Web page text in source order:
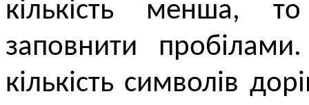
кількість менша,
заповнити
кількість символів